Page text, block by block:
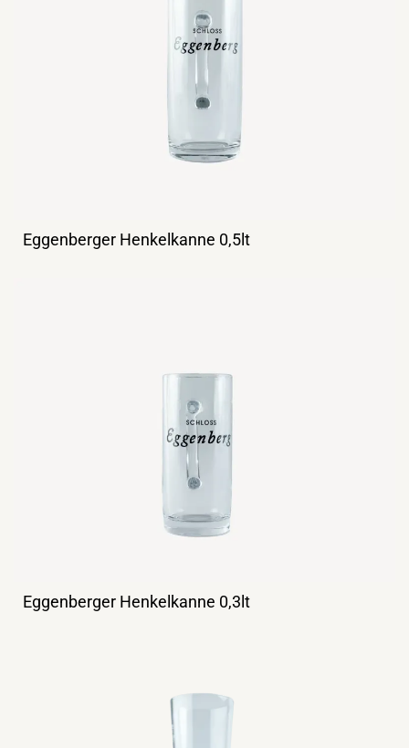
Eggenberger Henkelkanne 0,5lt
Eggenberger Henkelkanne 0,3lt